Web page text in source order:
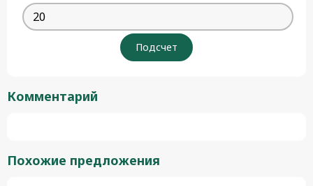
Комментарий
Похожие предложения